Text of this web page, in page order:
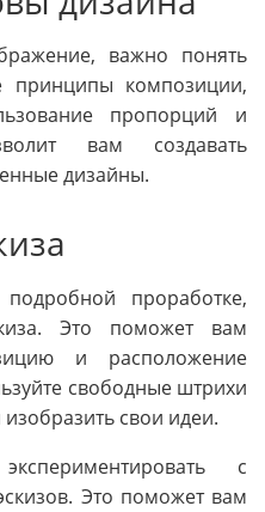
важно понять
принципы композиции,
пропорций и
вам создавать
дизайны.
проработке,
Это поможет вам
и расположение
свободные штрихи
свои идеи.
с
Это поможет вам